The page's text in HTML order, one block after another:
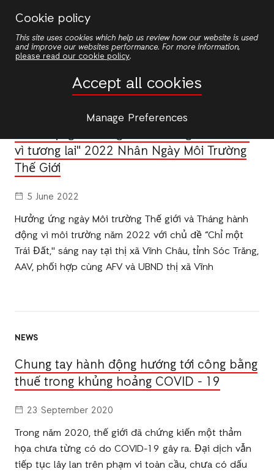
Cookie policy
This site uses cookies which help us review how our website is used
and improve our websites performance. For more information,
please read our cookie policy.
Accept all cookies
Manage Preferences
main
vì tương lai" 2022 Nhân Ngày Môi Trường
Thế Giới
5 June 2022
Hưởng ứng ngày Môi trường Thế giới và Tháng hành
động vì môi trường năm 2022 với chủ đề “Chỉ một
Trái Đất," sáng nay tại thị xã Vĩnh Châu, tỉnh Sóc Trăng,
AAV, phối hợp cùng AFV và UBND thị xã Vĩnh
NEWS
Chung tay hành động hướng tới công bằng
thuế trong khủng hoảng COVID - 19
23 September 2020
Trong năm 2020, thế giới đã chứng kiến ​​một thảm
họa chưa từng có do COVID-19 gây ra. Đại dịch vẫn
tiếp tục lây lan trên phạm vi toàn cầu, chưa có dấu